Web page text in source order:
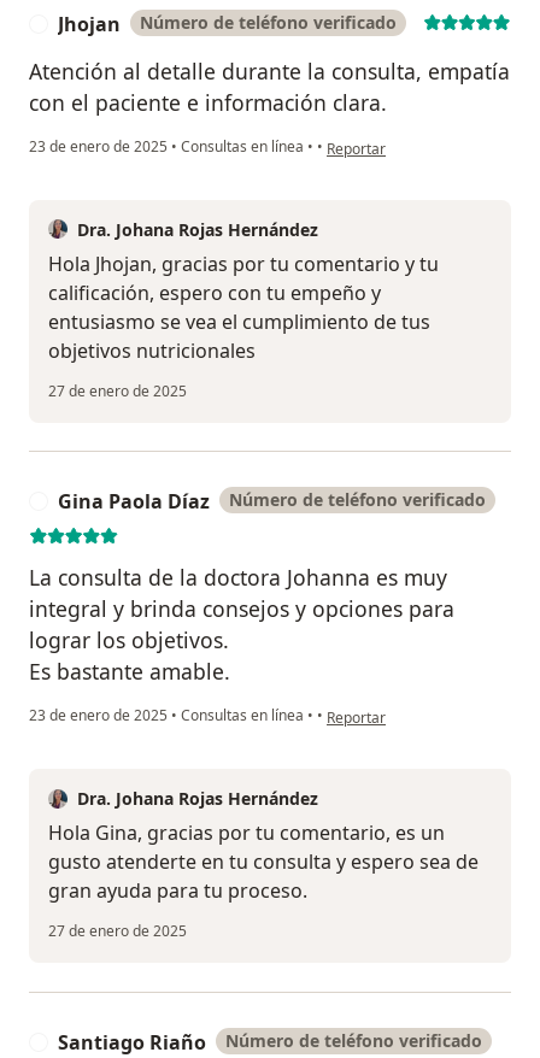
Jhojan Número de teléfono verificado
Atención al detalle durante la consulta, empatía
con el paciente e información clara.
23 de enero de 2025 • Consultas en línea • • en opinión del usuario Jhojan
Reportar
Dra. Johana Rojas Hernández
Hola Jhojan, gracias por tu comentario y tu
calificación, espero con tu empeño y
entusiasmo se vea el cumplimiento de tus
objetivos nutricionales
27 de enero de 2025
Gina Paola Díaz Número de teléfono verificado
La consulta de la doctora Johanna es muy
integral y brinda consejos y opciones para
lograr los objetivos.
Es bastante amable.
23 de enero de 2025 • Consultas en línea • • en opinión del usuario Gina
Reportar
Dra. Johana Rojas Hernández
Hola Gina, gracias por tu comentario, es un
gusto atenderte en tu consulta y espero sea de
gran ayuda para tu proceso.
27 de enero de 2025
Santiago Riaño Número de teléfono verificado